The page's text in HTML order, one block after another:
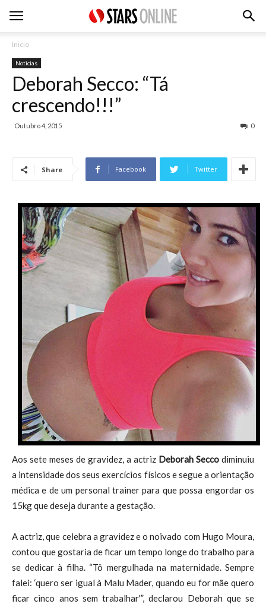
Inicio
Noticias
Deborah Secco: “Tá
crescendo!!!”
Outubro 4, 2015 0
Share Facebook Twitter
Aos sete meses de gravidez, a actriz Deborah Secco diminuiu
a intensidade dos seus exercícios físicos e segue a orientação
médica e de um personal trainer para que possa engordar os
15kg que deseja durante a gestação.
A actriz, que celebra a gravidez e o noivado com Hugo Moura,
contou que gostaria de ficar um tempo longe do trabalho para
se dedicar à filha. “Tô mergulhada na maternidade. Sempre
falei: ‘quero ser igual à Malu Mader, quando eu for mãe quero
ficar cinco anos sem trabalhar'”, declarou Deborah que se